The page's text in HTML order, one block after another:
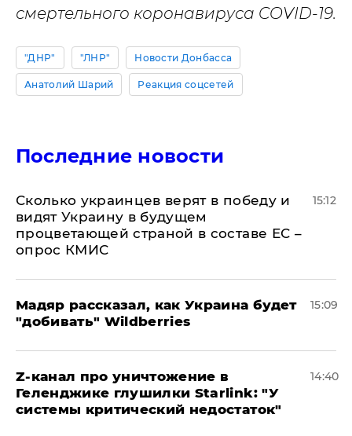
смертельного коронавируса COVID-19.
"ДНР" "ЛНР" Новости Донбасса
Анатолий Шарий Реакция соцсетей
Последние новости
Сколько украинцев верят в победу и
видят Украину в будущем
процветающей страной в составе ЕС –
опрос КМИС
15:12
Мадяр рассказал, как Украина будет
"добивать" Wildberries
15:09
Z-канал про уничтожение в
Геленджике глушилки Starlink: "У
системы критический недостаток"
14:40